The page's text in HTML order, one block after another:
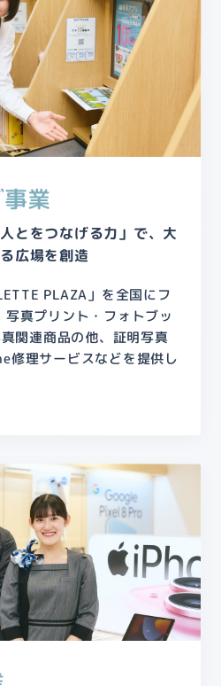
業
とをつなげる力」で、大
広場を創造
PLAZA」を全国にフ
真プリント・フォトブッ
関連商品の他、証明写真
修理サービスなどを提供し